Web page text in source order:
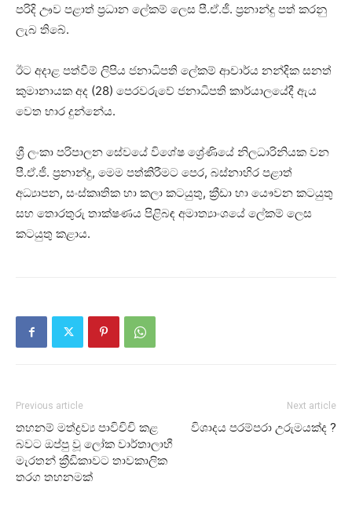
පරිදි ඌව පළාත් ප්‍රධාන ලේකම් ලෙස පී.ඒ.ජී. ප්‍රනාන්දු පත් කරනු
ලැබ තිබේ.
ඊට අදාළ පත්වීම් ලිපිය ජනාධිපති ලේකම් ආචාර්ය නන්දික සනත්
කුමානායක අද (28) පෙරවරුවේ ජනාධිපති කාර්යාලයේදී ඇය
වෙත භාර දුන්නේය.
ශ්‍රී ලංකා පරිපාලන සේවයේ විශේෂ ශ්‍රේණියේ නිලධාරිනියක වන
පී.ඒ.ජී. ප්‍රනාන්දු, මෙම පත්කිරීමට පෙර, බස්නාහිර පළාත්
අධ්‍යාපන, සංස්කෘතික හා කලා කටයුතු, ක්‍රීඩා හා යෞවන කටයුතු
සහ තොරතුරු තාක්ෂණය පිළිබඳ අමාත්‍යාංශයේ ලේකම් ලෙස
කටයුතු කළාය.
Previous article
තහනම් මත්ද්‍රව්‍ය පාවිචිචි කළ
බවට ඔප්පු වූ ලෝක වාර්තාලාභී
මැරතන් ක්‍රීඩිකාවට තාවකාලික
තරග තහනමක්
Next article
විශාදය පරම්පරා උරුමයක්ද ?